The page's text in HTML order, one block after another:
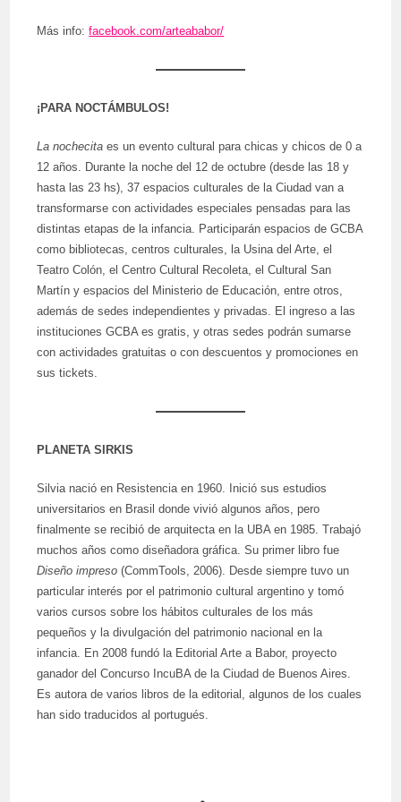
Más info:facebook.com/arteababor/
¡PARA NOCTÁMBULOS!
La nochecita es un evento cultural para chicas y chicos de 0 a
12 años. Durante la noche del 12 de octubre (desde las 18 y
hasta las 23 hs), 37 espacios culturales de la Ciudad van a
transformarse con actividades especiales pensadas para las
distintas etapas de la infancia. Participarán espacios de GCBA
como bibliotecas, centros culturales, la Usina del Arte, el
Teatro Colón, el Centro Cultural Recoleta, el Cultural San
Martín y espacios del Ministerio de Educación, entre otros,
además de sedes independientes y privadas. El ingreso a las
instituciones GCBA es gratis, y otras sedes podrán sumarse
con actividades gratuitas o con descuentos y promociones en
sus tickets.
PLANETA SIRKIS
Silvia nació en Resistencia en 1960. Inició sus estudios
universitarios en Brasil donde vivió algunos años, pero
finalmente se recibió de arquitecta en la UBA en 1985. Trabajó
muchos años como diseñadora gráfica. Su primer libro fue
Diseño impreso (CommTools, 2006). Desde siempre tuvo un
particular interés por el patrimonio cultural argentino y tomó
varios cursos sobre los hábitos culturales de los más
pequeños y la divulgación del patrimonio nacional en la
infancia. En 2008 fundó la Editorial Arte a Babor, proyecto
ganador del Concurso IncuBA de la Ciudad de Buenos Aires.
Es autora de varios libros de la editorial, algunos de los cuales
han sido traducidos al portugués.